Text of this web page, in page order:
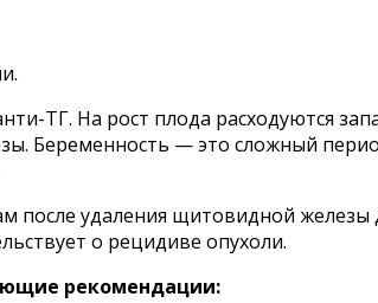
ТГ. На рост плода расходуются
Беременность — это сложный
после удаления щитовидной железы
о рецидиве опухоли.
рекомендации: